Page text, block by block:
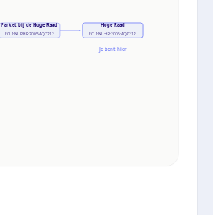
Parket bij de Hoge Raad
ECLI:NL:PHR:2005:AQ7212
Hoge Raad
ECLI:NL:HR:2005:AQ7212
Je bent hier